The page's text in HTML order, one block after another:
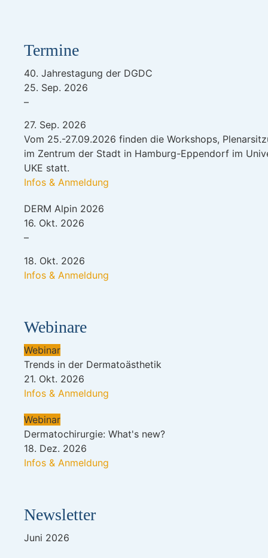
Termine
40. Jahrestagung der DGDC
25. Sep. 2026
–
27. Sep. 2026
Vom 25.-27.09.2026 finden die Workshops,
im Zentrum der Stadt in Hamburg-Eppendorf im
UKE statt.
Infos & Anmeldung
DERM Alpin 2026
16. Okt. 2026
–
18. Okt. 2026
Infos & Anmeldung
Webinare
Webinar
Trends in der Dermatoästhetik
21. Okt. 2026
Infos & Anmeldung
Webinar
Dermatochirurgie: What's new?
18. Dez. 2026
Infos & Anmeldung
Newsletter
Juni 2026